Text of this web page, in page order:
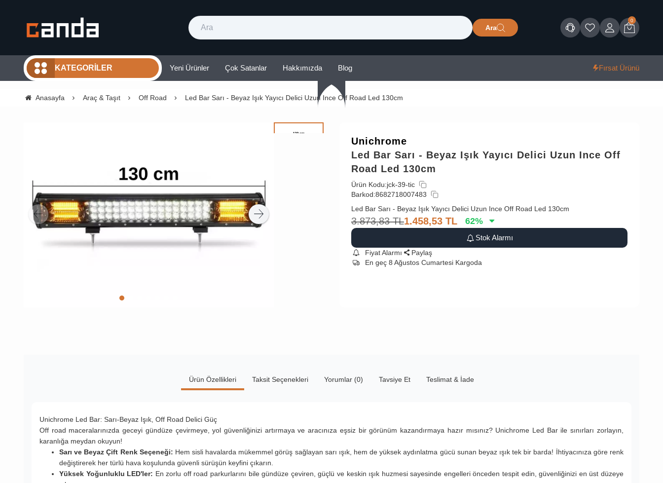
Ara
Müşteri Hizmetleri
Favorilerim
Giriş Sepet
0
KATEGORILER Yeni Ürünler Çok Satanlar Hakkımızda Blog Fırsat Ürünü
Anasayfa Araç & Taşıt Off Road Led Bar Sarı - Beyaz Işık Yayıcı Delici Uzun Ince Off Road Led 130cm
Unichrome
Led Bar Sarı - Beyaz Işık Yayıcı Delici Uzun Ince Off
Road Led 130cm
Ürün Kodu:jck-39-tic
Barkod:8682718007483
Led Bar Sarı - Beyaz Işık Yayıcı Delici Uzun Ince Off Road Led 130cm
3.873,83 TL1.458,53 TL 62%
Stok Alarmı
Fiyat Alarmı
Paylaş
En geç 8 Ağustos Cumartesi Kargoda
Ürün Özellikleri Taksit Seçenekleri Yorumlar (0) Tavsiye Et Teslimat & İade
Unichrome Led Bar: Sarı-Beyaz Işık, Off Road Delici Güç
Off road maceralarınızda geceyi gündüze çevirmeye, yol güvenliğinizi artırmaya ve aracınıza eşsiz bir görünüm kazandırmaya hazır mısınız? Unichrome Led Bar ile sınırları zorlayın,
karanlığa meydan okuyun!
Sarı ve Beyaz Çift Renk Seçeneği: Hem sisli havalarda mükemmel görüş sağlayan sarı ışık, hem de yüksek aydınlatma gücü sunan beyaz ışık tek bir barda! İhtiyacınıza göre renk
değiştirerek her türlü hava koşulunda güvenli sürüşün keyfini çıkarın.
Yüksek Yoğunluklu LED'ler: En zorlu off road parkurlarını bile gündüze çeviren, güçlü ve keskin ışık huzmesi sayesinde engelleri önceden tespit edin, güvenliğinizi en üst düzeye